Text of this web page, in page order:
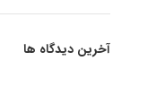
آخرین دیدگاه ها